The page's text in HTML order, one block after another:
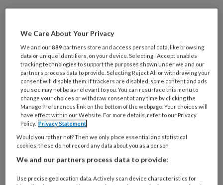
Wil je dit artikel lezen?
Maak gratis een account aan en lees 2
artikelen gratis per maand
Al een account of abonnement?Log dan in
Wat
je
e-
Kies
We Care About Your Privacy
We and our889 partners store and access personal data, like browsing
data or unique identifiers, on your device. Selecting I Accept enables
tracking technologies to support the purposes shown under we and our
partners process data to provide. Selecting Reject All or withdrawing your
consent will disable them. If trackers are disabled, some content and ads
you see may not be as relevant to you. You can resurface this menu to
change your choices or withdraw consent at any time by clicking the
Manage Preferences link on the bottom of the webpage. Your choices will
have effect within our Website. For more details, refer to our Privacy
Policy. Privacy Statement
Would you rather not? Then we only place essential and statistical
cookies, these do not record any data about you as a person
We and our partners process data to provide:
Use precise geolocation data. Actively scan device characteristics for